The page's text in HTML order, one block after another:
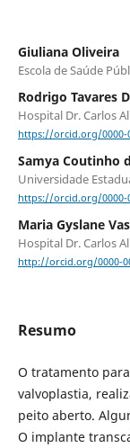
Giuliana Oliveira
Escola de Saúde
Rodrigo Tavares
Hospital Dr. Carlos
https://orcid.org/0000-
Samya Coutinho
Universidade
https://orcid.org/0000-
Maria Gyslane
Hospital Dr. Carlos
http://orcid.org/0000-
Resumo
O tratamento
valvoplastia,
peito aberto.
O implante